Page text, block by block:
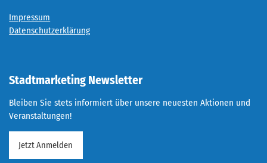
Impressum
Datenschutzerklärung
Stadtmarketing Newsletter
Bleiben Sie stets informiert über unsere neuesten Aktionen und
Veranstaltungen!
Jetzt Anmelden